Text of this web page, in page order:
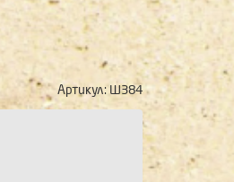
Артикул: Ш384